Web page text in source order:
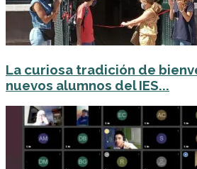
La curiosa tradición de
nuevos alumnos del IES...